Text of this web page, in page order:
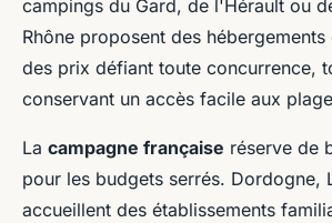
campings du Gard, de l'Hérault ou
Rhône proposent des
des prix défiant toute concurrence,
conservant un accès facile aux
La campagne française réserve de
pour les budgets serrés. Dordogne,
accueillent des établissements